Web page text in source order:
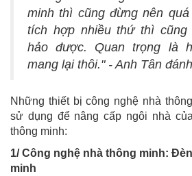
minh thì cũng đừng nên
tích hợp nhiều thứ thì cũng
hảo được. Quan trọng là
mang lại thôi." - Anh Tân
Những thiết bị công nghệ nhà
sử dụng để nâng cấp ngôi nhà
thông minh:
1/ Công nghệ nhà thông minh:
minh